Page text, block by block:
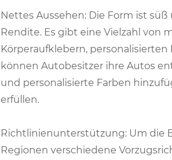
Nettes Aussehen: Die Form ist
Rendite. Es gibt eine Vielzahl von
Körperaufklebern,
können Autobesitzer ihre Autos
und personalisierte Farben
erfüllen.
Richtlinienunterstützung: Um die
Regionen verschiedene